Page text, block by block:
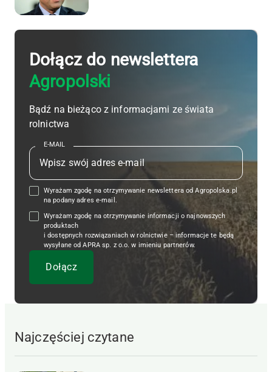
Dołącz do newslettera
Agropolski
Bądź na bieżąco z informacjami ze świata
rolnictwa
E-MAIL
Wyrażam zgodę na otrzymywanie newslettera od Agropolska.pl
na podany adres e-mail.
Wyrażam zgodę na otrzymywanie informacji o najnowszych
produktach
i dostępnych rozwiązaniach w rolnictwie – informacje te będą
wysyłane od APRA sp. z o.o. w imieniu partnerów.
Najczęściej czytane